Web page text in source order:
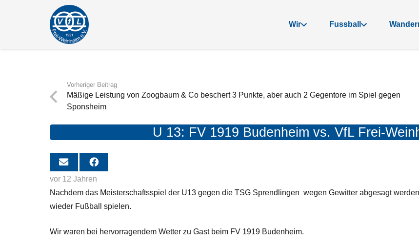
Wir Fussball
Vorheriger Beitrag
Mäßige Leistung von Zoogbaum & Co beschert 3 Punkte, aber auch 2 Gegentore im Spiel gegen
Sponsheim
U 13: FV 1919 Budenheim vs. VfL Frei-
vor 12 Jahren
Nachdem das Meisterschaftsspiel der U13 gegen die TSG Sprendlingen wegen Gewitter abgesagt
wieder Fußball spielen.
Wir waren bei hervorragendem Wetter zu Gast beim FV 1919 Budenheim.